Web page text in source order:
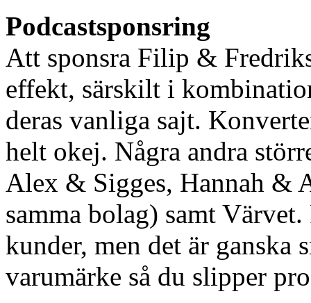
Podcastsponsring
Att sponsra Filip &
effekt, särskilt i
deras vanliga sajt.
helt okej. Några andra
Alex & Sigges, Hannah &
samma bolag) samt
kunder, men det är ganska
varumärke så du slipper